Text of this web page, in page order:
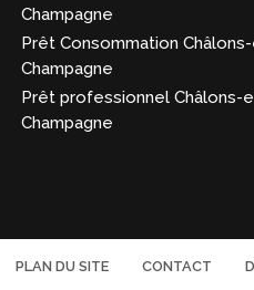
Champagne
Prêt Consommation
Champagne
Prêt professionnel Châlons-
Champagne
PLAN DU SITE CONTACT